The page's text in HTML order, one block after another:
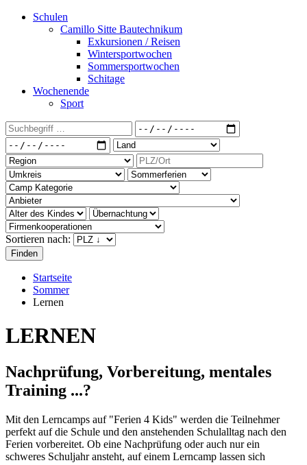
Schulen
Camillo Sitte Bautechnikum
Exkursionen / Reisen
Wintersportwochen
Sommersportwochen
Schitage
Wochenende
Sport
Sortieren nach:
Startseite
Sommer
Lernen
LERNEN
Nachprüfung, Vorbereitung, mentales
Training ...?
Mit den Lerncamps auf "Ferien 4 Kids" werden die Teilnehmer
perfekt auf die Schule und den anstehenden Schulalltag nach den
Ferien vorbereitet. Ob eine Nachprüfung oder auch nur ein
schweres Schuljahr ansteht, auf einem Lerncamp lassen sich